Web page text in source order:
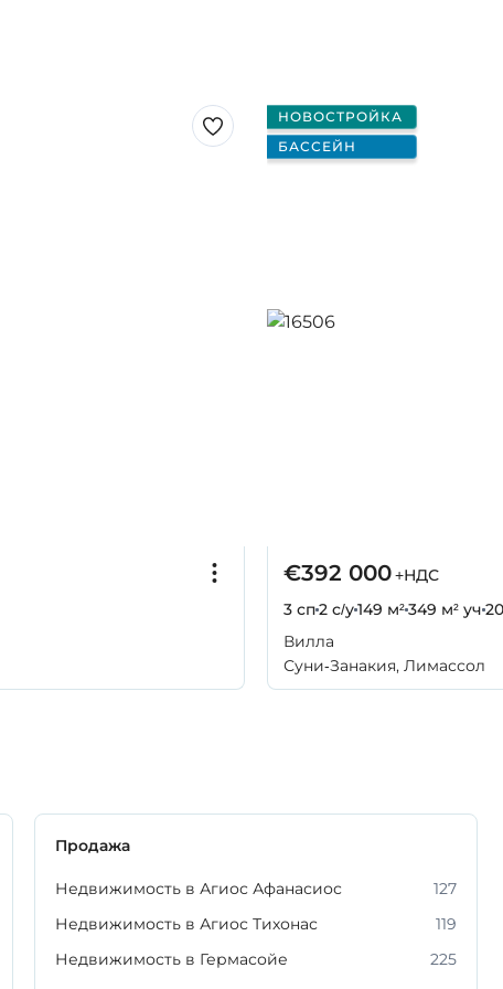
НОВОСТРОЙКА
БАССЕЙН
€392 000+НДС
3 сп2 с/у149 м²349 м² уч
Вилла
Суни-Занакия, Лимассол
Продажа
Недвижимость в Агиос Афанасиос
127
Недвижимость в Агиос Тихонас
119
Недвижимость в Гермасойе
225